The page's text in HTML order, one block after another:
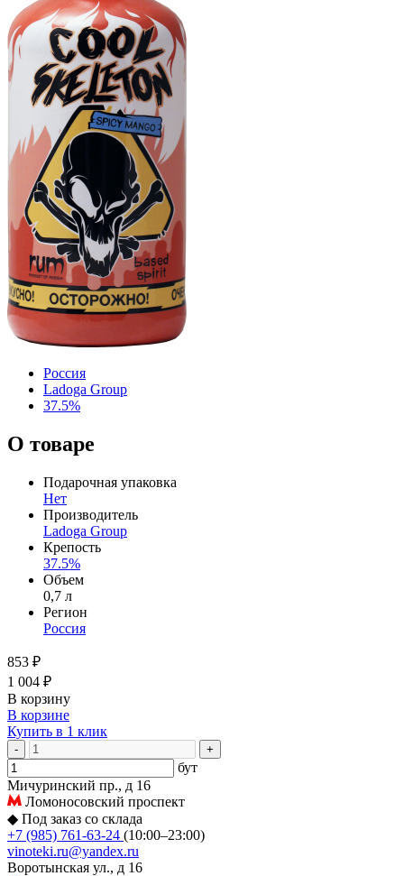
Россия
Ladoga Group
37.5%
О товаре
Подарочная упаковка
Нет
Производитель
Ladoga Group
Крепость
37.5%
Объем
0,7 л
Регион
Россия
853 ₽
1 004 ₽
В корзину
В корзине
Купить в 1 клик
- +
бут
Мичуринский пр., д 16
Ломоносовский проспект
◆ Под заказ со склада
+7 (985) 761-63-24 (10:00–23:00)
vinoteki.ru@yandex.ru
Воротынская ул., д 16